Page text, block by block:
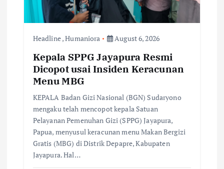
n
Headline,Humaniora August 6, 2026
Kepala SPPG Jayapura Resmi
Dicopot usai Insiden Keracunan
Menu MBG
KEPALA Badan Gizi Nasional (BGN) Sudaryono
mengaku telah mencopot kepala Satuan
Pelayanan Pemenuhan Gizi (SPPG) Jayapura,
Papua, menyusul keracunan menu Makan Bergizi
Gratis (MBG) di Distrik Depapre, Kabupaten
Jayapura. Hal…